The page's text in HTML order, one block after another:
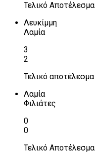
Τελικό Αποτέλεσμα
Λευκίμμη
Λαμία
3
2
Τελικό αποτέλεσμα
Λαμία
Φιλιάτες
0
0
Τελικό Αποτέλεσμα